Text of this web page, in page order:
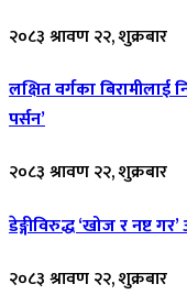
२०८३ श्रावण २२, शुक्रबार
लक्षित वर्गका
पर्सन’
२०८३ श्रावण २२, शुक्रबार
डेङ्गीविरुद्ध ‘खोज र नष्ट
२०८३ श्रावण २२, शुक्रबार